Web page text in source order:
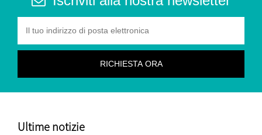
Ultime notizie